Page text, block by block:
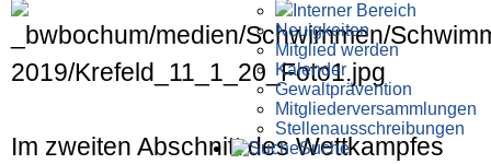
Interner Bereich
Neuigkeiten
Mitglied werden
Kalender
Gewaltprävention
Mitglieder­versammlungen
Stellen­aus­schrei­bungen
Suche
Im zweiten Abschnitt des Wett­kampfes